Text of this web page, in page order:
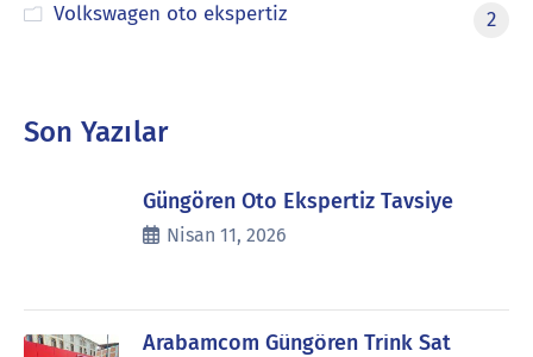
Volkswagen oto ekspertiz
2
Son Yazılar
Güngören Oto Ekspertiz Tavsiye
Nisan 11, 2026
Arabamcom Güngören Trink Sat